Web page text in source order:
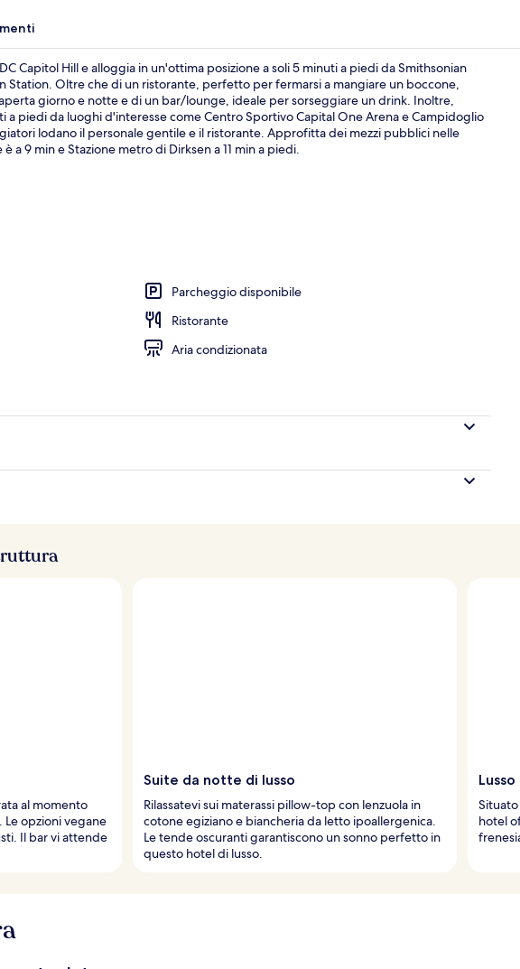
Biancheria
Capitol Hill e alloggia in un'ottima posizione a soli 5 minuti a piedi da Smithsonian
Station. Oltre che di un ristorante, perfetto per fermarsi a mangiare un boccone,
giorno e notte e di un bar/lounge, ideale per sorseggiare un drink. Inoltre,
a piedi da luoghi d'interesse come Centro Sportivo Capital One Arena e Campidoglio
lodano il personale gentile e il ristorante. Approfitta dei mezzi pubblici nelle
a 9 min e Stazione metro di Dirksen a 11 min a piedi.
Parcheggio disponibile
Ristorante
Aria condizionata
al momento
opzioni vegane
Il bar vi attende
Suite da notte di lusso
Rilassatevi sui materassi pillow-top con lenzuola in
cotone egiziano e biancheria da letto ipoallergenica.
Le tende oscuranti garantiscono un sonno perfetto in
questo hotel di lusso.
hotel